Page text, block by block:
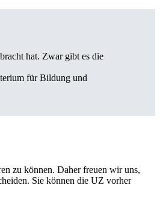
hat. Zwar gibt es die
für Bildung und
zu können. Daher freuen wir uns,
Sie können die UZ vorher